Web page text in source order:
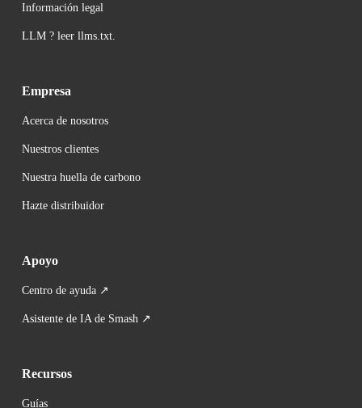
Información legal
LLM ? leer llms.txt.
Empresa
Acerca de nosotros
Nuestros clientes
Nuestra huella de carbono
Haztedistribuidor
Apoyo
Centro de ayuda ↗
Asistente de IA de Smash ↗
Recursos
Guías